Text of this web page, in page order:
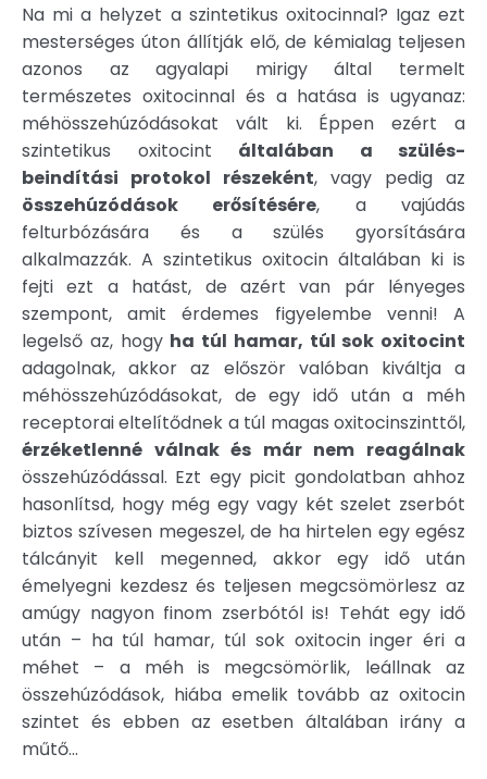
Na mi a helyzet a szintetikus oxitocinnal? Igaz ezt
mesterséges úton állítják elő, de kémialag teljesen
azonos az agyalapi mirigy által termelt
természetes oxitocinnal és a hatása is ugyanaz:
méhösszehúzódásokat vált ki. Éppen ezért a
szintetikus oxitocint általában a szülés-
beindítási protokol részeként, vagy pedig az
összehúzódások erősítésére, a vajúdás
felturbózására és a szülés gyorsítására
alkalmazzák. A szintetikus oxitocin általában ki is
fejti ezt a hatást, de azért van pár lényeges
szempont, amit érdemes figyelembe venni! A
legelső az, hogy ha túl hamar, túl sok oxitocint
adagolnak, akkor az először valóban kiváltja a
méhösszehúzódásokat, de egy idő után a méh
receptorai eltelítődnek a túl magas oxitocinszinttől,
érzéketlenné válnak és már nem reagálnak
összehúzódással. Ezt egy picit gondolatban ahhoz
hasonlítsd, hogy még egy vagy két szelet zserbót
biztos szívesen megeszel, de ha hirtelen egy egész
tálcányit kell megenned, akkor egy idő után
émelyegni kezdesz és teljesen megcsömörlesz az
amúgy nagyon finom zserbótól is! Tehát egy idő
után – ha túl hamar, túl sok oxitocin inger éri a
méhet – a méh is megcsömörlik, leállnak az
összehúzódások, hiába emelik tovább az oxitocin
szintet és ebben az esetben általában irány a
műtő...